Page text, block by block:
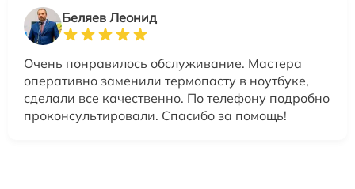
Беляев Леонид
Очень понравилось обслуживание. Мастера
оперативно заменили термопасту в ноутбуке,
сделали все качественно. По телефону подробно
проконсультировали. Спасибо за помощь!